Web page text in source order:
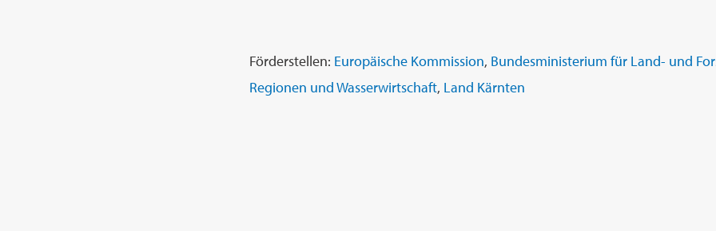
Förderstellen: Europäische Kommission, Bundesministerium für Land- und
Regionen und Wasserwirtschaft, Land Kärnten